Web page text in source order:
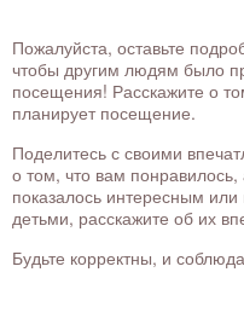
Пожалуйста, оставьте
чтобы другим людям было
посещения! Расскажите о
планирует посещение.
Поделитесь с своими
о том, что вам понравилось,
показалось интересным
детьми, расскажите об их
Будьте корректны, и